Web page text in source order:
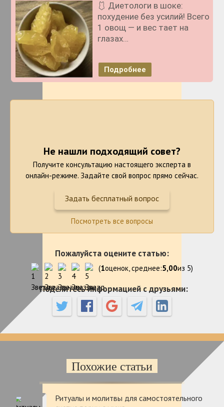
🩱 Диетологи в шоке:
похудение без усилий! Всего
1 овощ — и вес тает на
глазах…
Подробнее
Не нашли подходящий совет?
Получите консультацию настоящего эксперта в
онлайн-режиме. Задайте свой вопрос прямо сейчас.
Задать бесплатный вопрос
Посмотреть все вопросы
Пожалуйста оцените статью:
(1оценок, среднее:5,00из 5)
Поделитесь информацией с друзьями:
Похожие статьи
Ритуалы и молитвы для самостоятельного